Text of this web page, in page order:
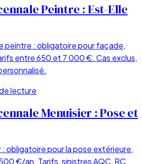
Peintre : Est-Elle
peintre : obligatoire pour façade,
entre 650 et 7 000 €. Cas exclus,
lecture
Menuisier : Pose et
: obligatoire pour la pose extérieure,
€/an. Tarifs, sinistres AQC, RC